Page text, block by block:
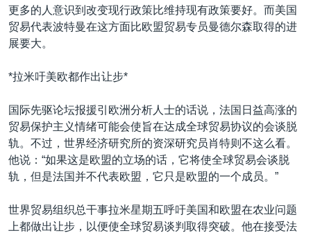
更多的人意识到改变现行政策比维持现有政策要好。而美国
贸易代表波特曼在这方面比欧盟贸易专员曼德尔森取得的进
展要大。
*拉米吁美欧都作出让步*
国际先驱论坛报援引欧洲分析人士的话说，法国日益高涨的
贸易保护主义情绪可能会使旨在达成全球贸易协议的会谈脱
轨。不过，世界经济研究所的资深研究员肖特则不这么看。
他说：“如果这是欧盟的立场的话，它将使全球贸易会谈脱
轨，但是法国并不代表欧盟，它只是欧盟的一个成员。”
世界贸易组织总干事拉米星期五呼吁美国和欧盟在农业问题
上都做出让步，以便使全球贸易谈判取得突破。他在接受法